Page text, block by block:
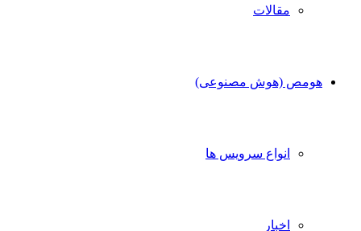
مقالات
(هوش مصنوعی)
انواع سرویس ها